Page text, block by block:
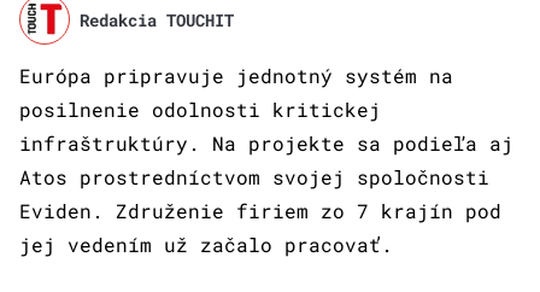
Redakcia TOUCHIT
Európa pripravuje jednotný systém na
posilnenie odolnosti kritickej
infraštruktúry. Na projekte sa podieľa aj
Atos prostredníctvom svojej spoločnosti
Eviden. Združenie firiem zo 7 krajín pod
jej vedením už začalo pracovať.